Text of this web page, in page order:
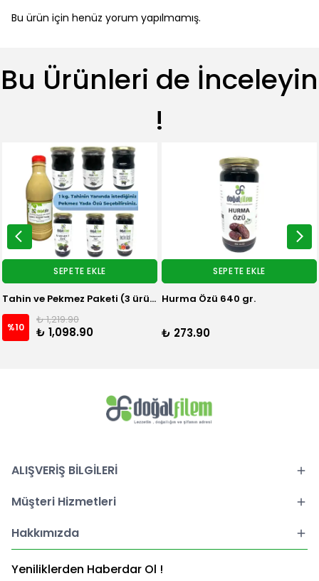
Bu ürün için henüz yorum yapılmamış.
Bu Ürünleri de İnceleyin
!
SEPETE EKLE
Tahin ve Pekmez Paketi (3 ürün)
%10
₺ 1,219.90
₺ 1,098.90
SEPETE EKLE
Hurma Özü 640 gr.
₺ 273.90
ALIŞVERİŞ BİLGİLERİ
Müşteri Hizmetleri
Hakkımızda
Yeniliklerden Haberdar Ol !